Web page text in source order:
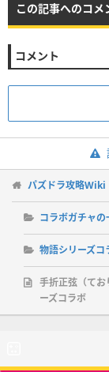
この記事へのコメ
コメント
パズドラ攻略Wiki
コラボガチャの
物語シリーズコ
手折正弦（て
ーズコラボ